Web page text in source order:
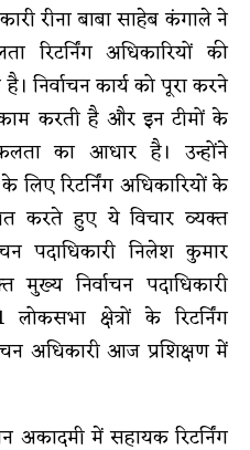
रीना बाबा साहेब कंगाले ने
रिटर्निंग अधिकारियों की
निर्वाचन कार्य को पूरा करने
करती है और इन टीमों के
का आधार है। उन्होंने
रिटर्निंग अधिकारियों के
करते हुए ये विचार व्यक्त
पदाधिकारी निलेश कुमार
निर्वाचन पदाधिकारी
क्षेत्रों के रिटर्निंग
अधिकारी आज प्रशिक्षण में
अकादमी में सहायक रिटर्निंग